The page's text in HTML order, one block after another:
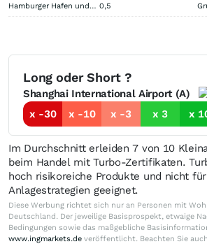
Hamburger Hafen und Logistik 0,5
Long oder Short ?
Shanghai International Airport (A)
x -30
x -10 x -3 x 3 x
Im Durchschnitt erleiden 7 von 10
beim Handel mit Turbo-Zertifikaten.
hoch risikoreiche Produkte und nicht
Anlagestrategien geeignet.
Diese Werbung richtet sich nur an Personen mit
Deutschland. Der jeweilige Basisprospekt, etwaige
Bedingungen sowie das maßgebliche
www.ingmarkets.de veröffentlicht. Beachten Sie